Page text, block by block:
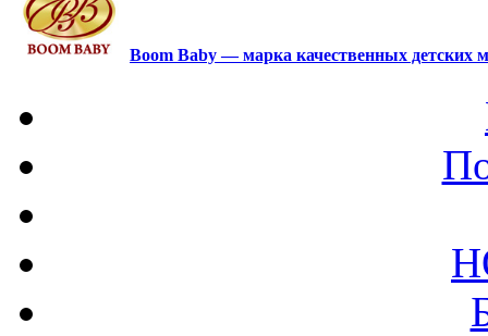
Boom Baby — марка качественных детских